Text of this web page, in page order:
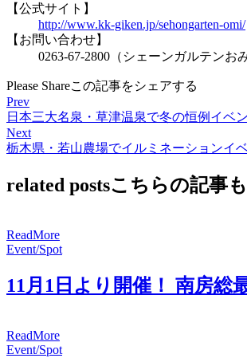
【公式サイト】
http://www.kk-giken.jp/sehongarten-omi/
【お問い合わせ】
0263-67-2800（シェーンガルテンおみ
Please Shareこの記事をシェアする
Prev
日本三大名泉・草津温泉で冬の恒例イベ
Next
栃木県・若山農場でイルミネーションイ
related postsこちらの記事
ReadMore
Event/Spot
11月1日より開催！ 南房
ReadMore
Event/Spot